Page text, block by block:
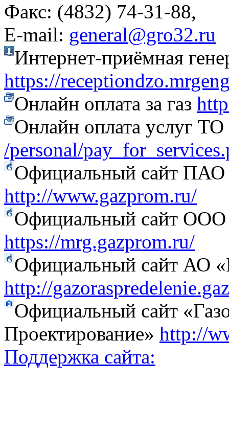
Факс: (4832) 74-31-88,
Е-mail: general@gro32.ru
Интернет-приёмная
https://
Онлайн оплата за газ
Онлайн оплата услуг
/personal/
Официальный сайт ПАО
http://www.gazprom.ru/
Официальный сайт ООО
https://mrg.gazprom.ru/
Официальный сайт АО
http://
Официальный сайт
Проектирование» http://
Поддержка сайта: